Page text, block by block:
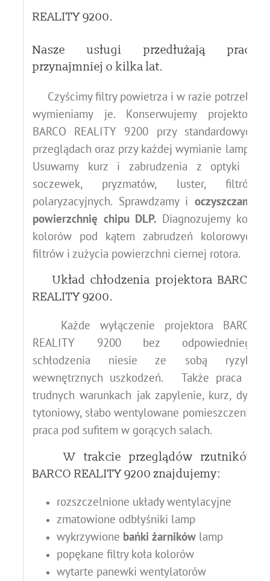
REALITY 9200.
Nasze usługi przedłużają pracę
przynajmniej o kilka lat.
Czyścimy filtry powietrza i w razie potrzeby
wymieniamy je.
Konserwujemy projektory
BARCO REALITY 9200 przy standardowych
przeglądach oraz przy każdej wymianie lampy.
Usuwamy kurz i zabrudzenia z optyki –
soczewek, pryzmatów, luster, filtrów
polaryzacyjnych. Sprawdzamy i oczyszczamy
powierzchnię chipu DLP. Diagnozujemy koła
kolorów pod kątem zabrudzeń kolorowych
filtrów i zużycia powierzchni ciernej rotora.
Układ chłodzenia projektora BARCO
REALITY 9200.
Każde wyłączenie projektora BARCO
REALITY 9200 bez odpowiedniego
schłodzenia niesie ze sobą ryzyko
wewnętrznych uszkodzeń.
Także praca w
trudnych warunkach jak zapylenie, kurz, dym
tytoniowy, słabo wentylowane pomieszczenia,
praca pod sufitem w gorących salach.
W trakcie przeglądów rzutników
BARCO REALITY 9200 znajdujemy:
rozszczelnione układy wentylacyjne
zmatowione odbłyśniki lamp
wykrzywione bańki żarnikówlamp
popękane filtry koła kolorów
wytarte panewki wentylatorów